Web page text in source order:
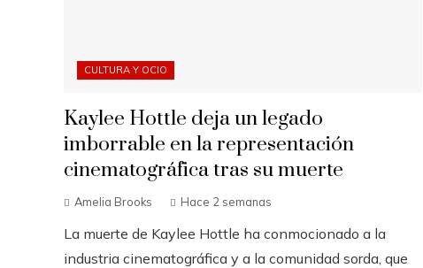
CULTURA Y OCIO
Kaylee Hottle deja un legado
imborrable en la representación
cinematográfica tras su muerte
Amelia Brooks Hace 2 semanas
La muerte de Kaylee Hottle ha conmocionado a la
industria cinematográfica y a la comunidad sorda, que